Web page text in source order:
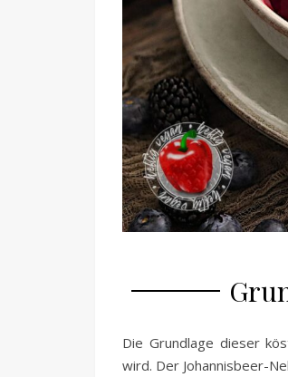
Die Grundlage dieser
wird. Der Johannisbeer-